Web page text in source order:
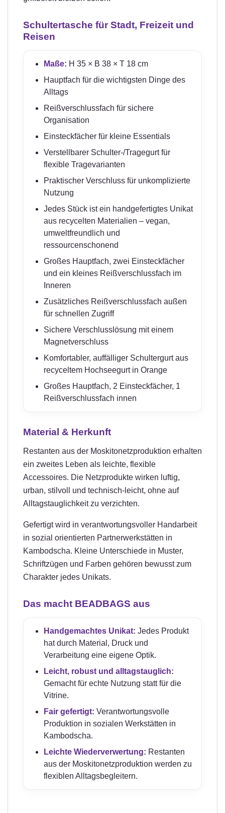
Schultertasche für Stadt, Freizeit und
Reisen
Maße: H 35 × B 38 × T 18 cm
Hauptfach für die wichtigsten Dinge des
Alltags
Reißverschlussfach für sichere
Organisation
Einsteckfächer für kleine Essentials
Verstellbarer Schulter-/Tragegurt für
flexible Tragevarianten
Praktischer Verschluss für unkomplizierte
Nutzung
Jedes Stück ist ein handgefertigtes Unikat
aus recycelten Materialien – vegan,
umweltfreundlich und
ressourcenschonend
Großes Hauptfach, zwei Einsteckfächer
und ein kleines Reißverschlussfach im
Inneren
Zusätzliches Reißverschlussfach außen
für schnellen Zugriff
Sichere Verschlusslösung mit einem
Magnetverschluss
Komfortabler, auffälliger Schultergurt aus
recyceltem Hochseegurt in Orange
Großes Hauptfach, 2 Einsteckfächer, 1
Reißverschlussfach innen
Material & Herkunft
Restanten aus der Moskitonetzproduktion erhalten
ein zweites Leben als leichte, flexible
Accessoires. Die Netzprodukte wirken luftig,
urban, stilvoll und technisch-leicht, ohne auf
Alltagstauglichkeit zu verzichten.
Gefertigt wird in verantwortungsvoller Handarbeit
in sozial orientierten Partnerwerkstätten in
Kambodscha. Kleine Unterschiede in Muster,
Schriftzügen und Farben gehören bewusst zum
Charakter jedes Unikats.
Das macht BEADBAGS aus
Handgemachtes Unikat: Jedes Produkt
hat durch Material, Druck und
Verarbeitung eine eigene Optik.
Leicht, robust und alltagstauglich:
Gemacht für echte Nutzung statt für die
Vitrine.
Fair gefertigt: Verantwortungsvolle
Produktion in sozialen Werkstätten in
Kambodscha.
Leichte Wiederverwertung: Restanten
aus der Moskitonetzproduktion werden zu
flexiblen Alltagsbegleitern.